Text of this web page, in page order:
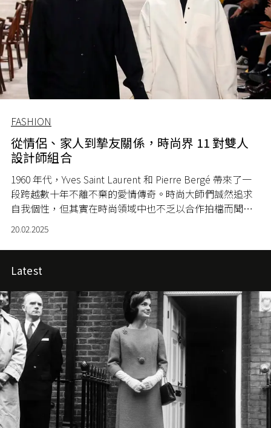
FASHION
從情侶、家人到摯友關係，時尚界 11 對雙人
設計師組合
1960 年代，Yves Saint Laurent 和 Pierre Bergé 帶來了一
段跨越數十年不離不棄的愛情傳奇。時尚大師們誠然追求
自我個性，但其實在時尚領域中也不乏以合作拍檔而聞名
的設計師，他們以夫妻、家人或老友的親密關係，相互陪
伴和啟發，打造品牌傳奇。
20.02.2025
Latest